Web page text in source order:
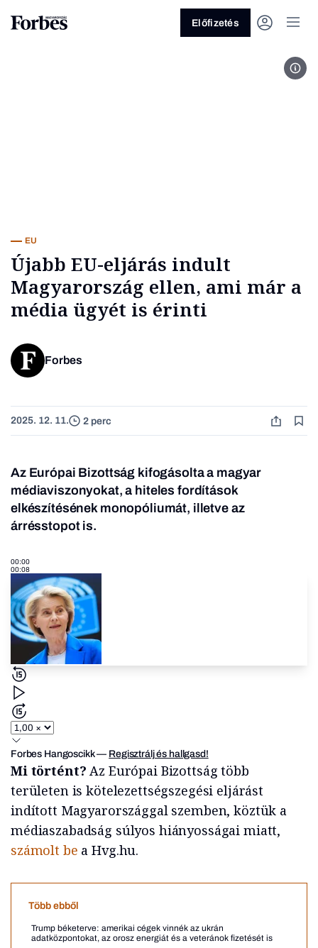
Előfizetés
EU
Újabb EU-eljárás indult
Magyarország ellen, ami már a
média ügyét is érinti
Forbes
2025. 12. 11. 2 perc
Az Európai Bizottság kifogásolta a magyar
médiaviszonyokat, a hiteles fordítások
elkészítésének monopóliumát, illetve az
árrésstopot is.
00:00
00:08
Forbes Hangoscikk— Regisztrálj és hallgasd!
Mi történt? Az Európai Bizottság több
területen is kötelezettségszegési eljárást
indított Magyarországgal szemben, köztük a
médiaszabadság súlyos hiányosságai miatt,
számolt be a Hvg.hu.
Több ebből
Trump béketerve: amerikai cégek vinnék az ukrán
adatközpontokat, az orosz energiát és a veteránok fizetését is